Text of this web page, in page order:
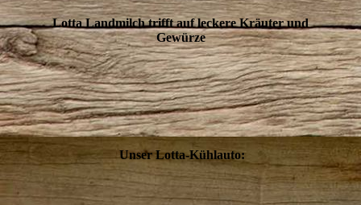
Lotta Landmilch trifft auf leckere Kräuter und
Gewürze
Unser Lotta-Kühlauto: